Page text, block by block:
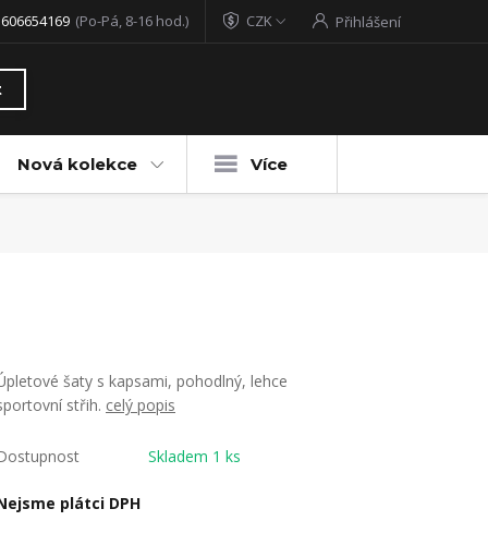
CZK Přihlášení
(Po-Pá, 8-16 hod.)
Nová kolekce Více
šaty s kapsami, pohodlný, lehce
střih. celý popis
Skladem 1 ks
plátci DPH